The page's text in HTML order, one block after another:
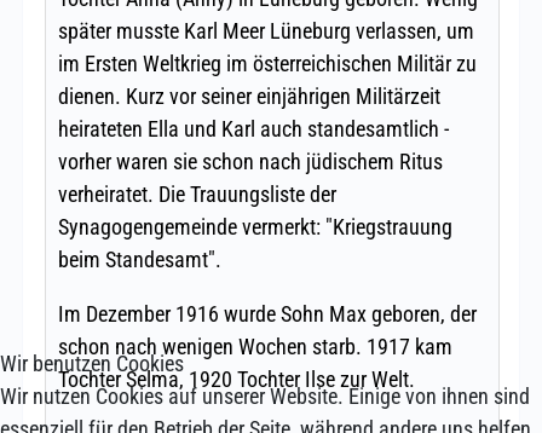
Wir benutzen Cookies
Wir nutzen Cookies auf unserer Website. Einige von ihnen sind